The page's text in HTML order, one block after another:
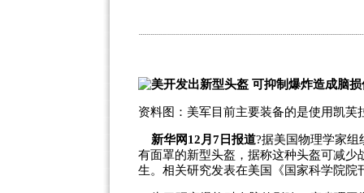
资料图：美军目前主要装备的是使用凯芙
新华网12月7日报道?据美国物理学家
有面罩的新型头盔，据称这种头盔可减
生。相关研究发表在美国《国家科学院院